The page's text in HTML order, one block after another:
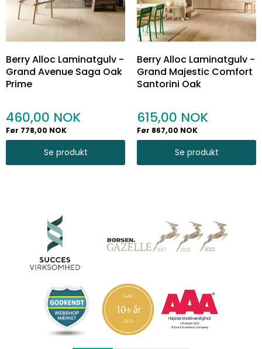
Berry Alloc Laminatgulv -
Grand Avenue Saga Oak
Prime
460,00
Før 778,00 NOK
Se produkt
Berry Alloc Laminatgulv -
Grand Majestic Comfort
Santorini Oak
615,00
Før 867,00 NOK
Se produkt